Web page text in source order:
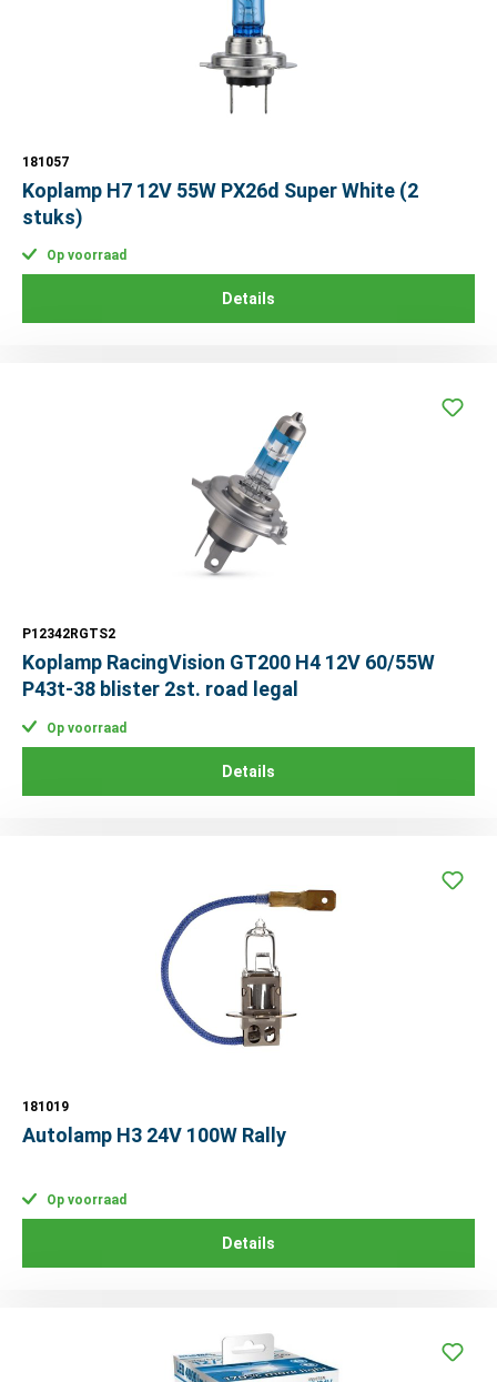
181057
Koplamp H7 12V 55W PX26d Super White (2
stuks)
Op voorraad
Details
P12342RGTS2
Koplamp RacingVision GT200 H4 12V 60/55W
P43t-38 blister 2st. road legal
Op voorraad
Details
181019
Autolamp H3 24V 100W Rally
Op voorraad
Details